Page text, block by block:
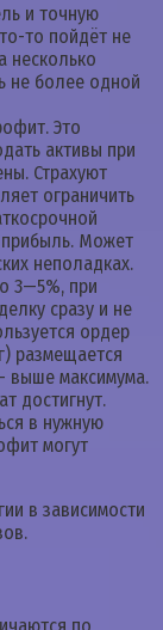
и точную
то пойдёт не
несколько
не более одной
Это
активы при
Страхуют
ограничить
прибыль. Может
неполадках.
3—5%, при
сразу и не
ордер
размещается
выше максимума.
достигнут.
в нужную
могут
в зависимости